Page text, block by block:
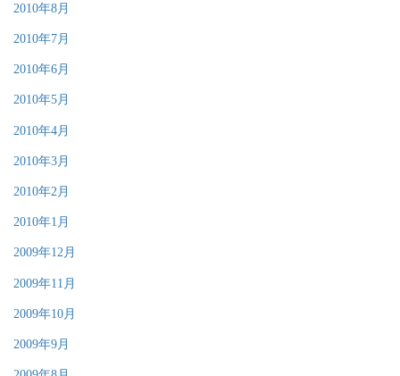
2010年8月
2010年7月
2010年6月
2010年5月
2010年4月
2010年3月
2010年2月
2010年1月
2009年12月
2009年11月
2009年10月
2009年9月